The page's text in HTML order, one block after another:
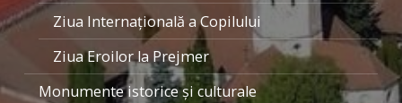
Ziua Internaţională a Copilului
Ziua Eroilor la Prejmer
Monumente istorice şi culturale